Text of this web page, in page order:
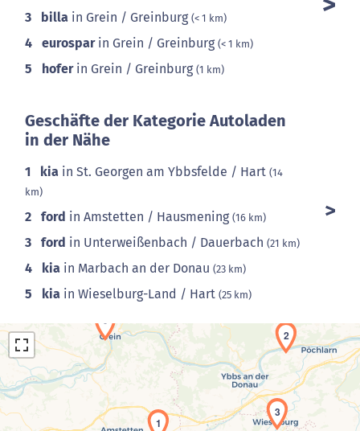
3 billa in Grein / Greinburg (< 1 km)
4 eurosparin Grein / Greinburg (< 1 km)
5 hoferin Grein / Greinburg (1 km)
Geschäfte der Kategorie Autoladen
in der Nähe
1 kia in St. Georgen am Ybbsfelde / Hart (14
km)
2 ford in Amstetten / Hausmening (16 km)
3 ford in Unterweißenbach / Dauerbach (21 km)
4 kia in Marbach an der Donau (23 km)
5 kia in Wieselburg-Land / Hart (25 km)
1
2
3